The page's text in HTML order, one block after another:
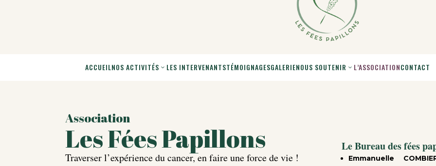
ACCUEILNOS ACTIVITÉS LES INTERVENANTSTÉMOIGNAGESGALERIENOUS SOUTENIR L’ASSOCIATIONCONTACT
Association
Les Fées Papillons
Traverser l’expérience du cancer, en faire une force de vie !
Le Bureau des fées
Emmanuelle